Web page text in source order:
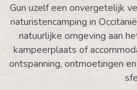
Gun uzelf een onvergetelijk
naturistencamping in
natuurlijke omgeving aan
kampeerplaats of
ontspanning, ontmoetingen